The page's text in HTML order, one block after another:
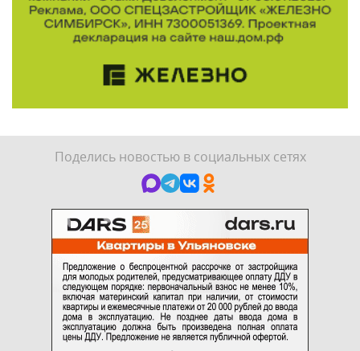
Поделись новостью в социальных сетях